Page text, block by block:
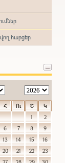
հարցեր
Հ Ու Շ
Կ
1
2
6 7 8
9
13 14 15
16
20 21 22
23